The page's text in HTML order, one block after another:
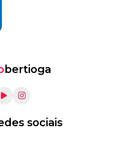
bertioga
sociais